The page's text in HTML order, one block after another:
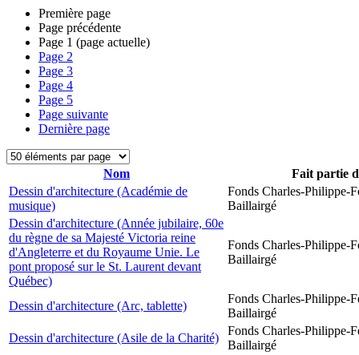
Première page
Page précédente
Page 1 (page actuelle)
Page 2
Page 3
Page 4
Page 5
Page suivante
Dernière page
Nom
Fait partie
Dessin d'architecture (Académie de
musique)
Fonds Charles-Philippe-
Baillairgé
Dessin d'architecture (Année jubilaire, 60e
du règne de sa Majesté Victoria reine
d'Angleterre et du Royaume Unie. Le
pont proposé sur le St. Laurent devant
Québec)
Fonds Charles-Philippe-
Baillairgé
Dessin d'architecture (Arc, tablette)
Fonds Charles-Philippe-
Baillairgé
Dessin d'architecture (Asile de la Charité)
Fonds Charles-Philippe-
Baillairgé